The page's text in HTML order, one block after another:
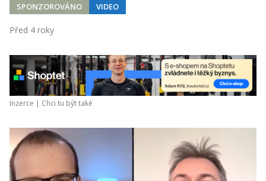
SPONZOROVÁNO VIDEO
Před 4 roky
Inzerce | Chci tu být také